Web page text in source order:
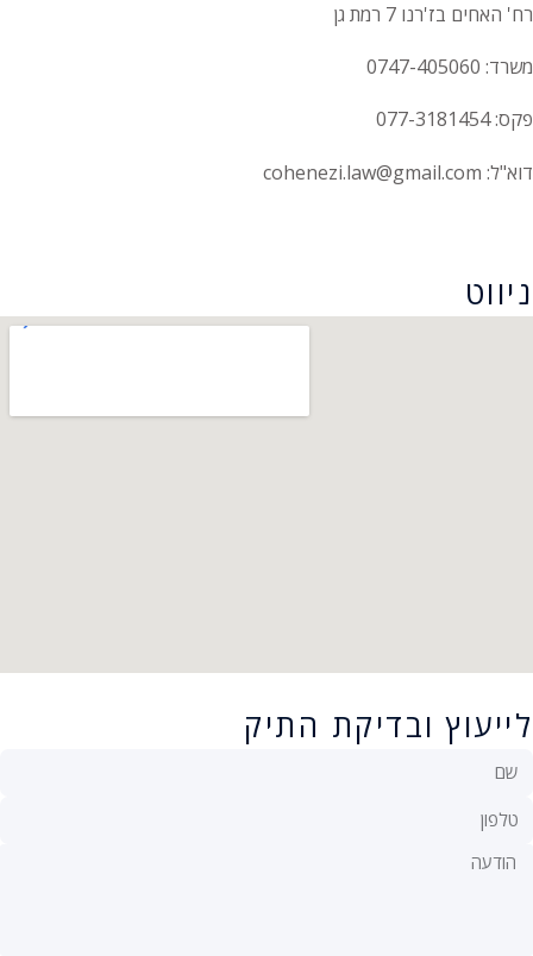
רח' האחים בז'רנו 7 רמת גן
משרד: 0747-405060
פקס: 077-3181454
דוא"ל: cohenezi.law@gmail.com
ניווט
לייעוץ ובדיקת התיק